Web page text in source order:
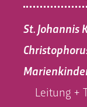
St. Johannis
Leitung +